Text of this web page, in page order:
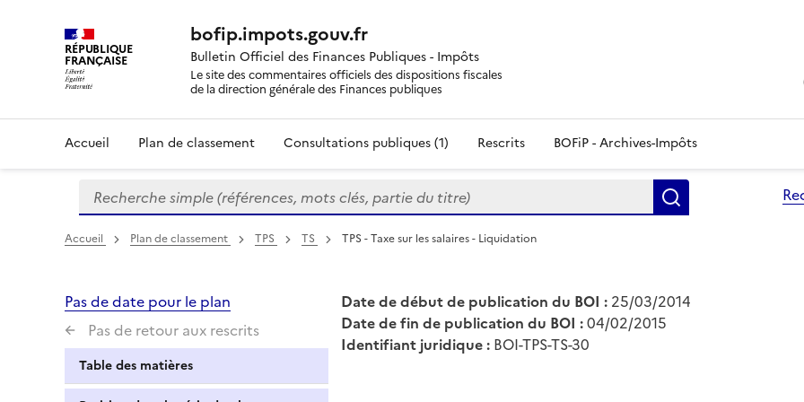
RÉPUBLIQUE
FRANÇAISE
bofip.impots.gouv.fr
Bulletin Officiel des Finances Publiques - Impôts
Le site des commentaires officiels des dispositions fiscales
de la direction générale des Finances publiques
Accueil Plan de classement Consultations publiques (1) Rescrits BOFiP - Archives-Impôts
Formulaire
de
recherche
Recherche simple (références, mots clés, partie du titre)
Accueil Plan de classement TPS TS TPS - Taxe sur les salaires - Liquidation
Pas de date pour le plan
Pas de retour aux rescrits
Table des matières
Date de début de publication du BOI : 25/03/2014
Date de fin de publication du BOI :04/02/2015
Identifiant juridique : BOI-TPS-TS-30